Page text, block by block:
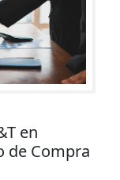
en
de Compra